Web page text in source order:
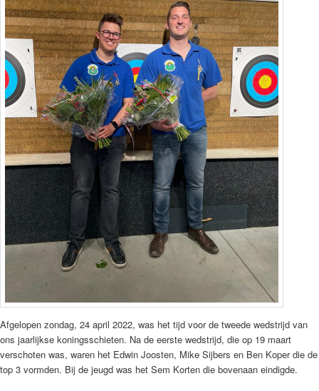
Afgelopen zondag, 24 april 2022, was het tijd voor de tweede wedstrijd van
ons jaarlijkse koningsschieten. Na de eerste wedstrijd, die op 19 maart
verschoten was, waren het Edwin Joosten, Mike Sijbers en Ben Koper die de
top 3 vormden. Bij de jeugd was het Sem Korten die bovenaan eindigde.